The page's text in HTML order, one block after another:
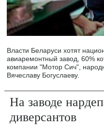
Власти Беларуси хотят
авиаремонтный завод, 60%
компании "Мотор Сич",
Вячеславу Богуслаеву.
На заводе
диверсантов